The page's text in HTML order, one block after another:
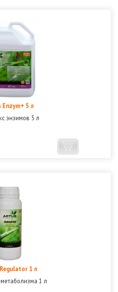
Enzym+ 5 л
энзимов 5 л
1 л
метаболизма 1 л